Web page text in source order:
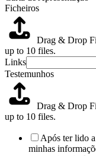
Ficheiros
Drag & Drop
up to 10 files.
Links
Testemunhos
Drag & Drop
up to 10 files.
Após ter lido
minhas